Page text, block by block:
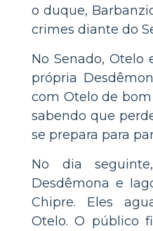
o duque,
crimes diante do
No Senado, Otelo
própria
com Otelo de bom
sabendo que
se prepara para
No dia
Desdêmona e
Chipre. Eles
Otelo. O público